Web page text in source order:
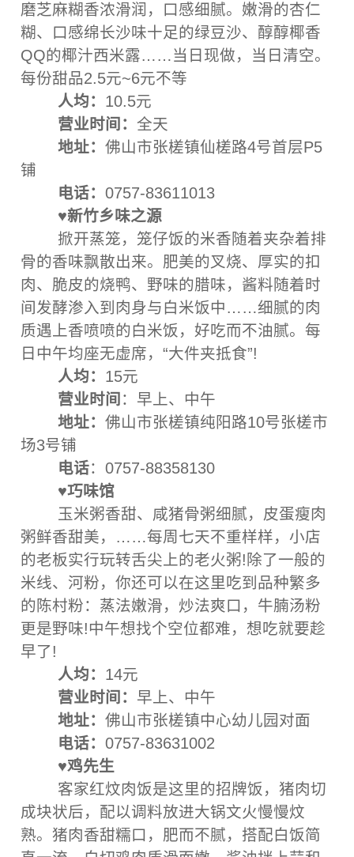
磨芝麻糊香浓滑润，口感细腻。嫩滑的杏仁
糊、口感绵长沙味十足的绿豆沙、醇醇椰香
QQ的椰汁西米露……当日现做，当日清空。
每份甜品2.5元~6元不等
人均： 10.5元
营业时间： 全天
地址： 佛山市张槎镇仙槎路4号首层P5
铺
电话： 0757-83611013
♥新竹乡味之源
掀开蒸笼，笼仔饭的米香随着夹杂着排
骨的香味飘散出来。肥美的叉烧、厚实的扣
肉、脆皮的烧鸭、野味的腊味，酱料随着时
间发酵渗入到肉身与白米饭中……细腻的肉
质遇上香喷喷的白米饭，好吃而不油腻。每
日中午均座无虚席，“大件夹抵食”!
人均： 15元
营业时间 ：早上、中午
地址： 佛山市张槎镇纯阳路10号张槎市
场3号铺
电话：0757-88358130
♥巧味馆
玉米粥香甜、咸猪骨粥细腻，皮蛋瘦肉
粥鲜香甜美，……每周七天不重样样，小店
的老板实行玩转舌尖上的老火粥!除了一般的
米线、河粉，你还可以在这里吃到品种繁多
的陈村粉：蒸法嫩滑，炒法爽口，牛腩汤粉
更是野味!中午想找个空位都难，想吃就要趁
早了!
人均： 14元
营业时间： 早上、中午
地址： 佛山市张槎镇中心幼儿园对面
电话： 0757-83631002
♥鸡先生
客家红炆肉饭是这里的招牌饭，猪肉切
成块状后，配以调料放进大锅文火慢慢炆
熟。猪肉香甜糯口，肥而不腻，搭配白饭简